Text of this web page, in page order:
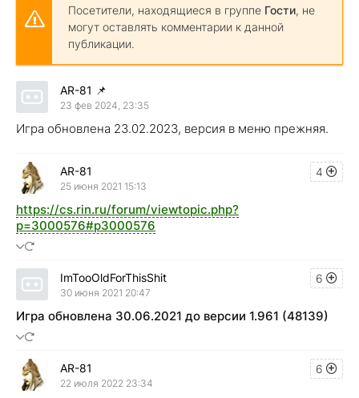
Посетители, находящиеся в группе Гости, не
могут оставлять комментарии к данной
публикации.
AR-81 📌
23 фев 2024, 23:35
Игра обновлена 23.02.2023, версия в меню прежняя.
4
AR-81
25 июня 2021 15:13
https://cs.rin.ru/forum/viewtopic.php?
p=3000576#p3000576
6
ImTooOldForThisShit
30 июня 2021 20:47
Игра обновлена 30.06.2021 до версии 1.961 (48139)
6
AR-81
22 июля 2022 23:34